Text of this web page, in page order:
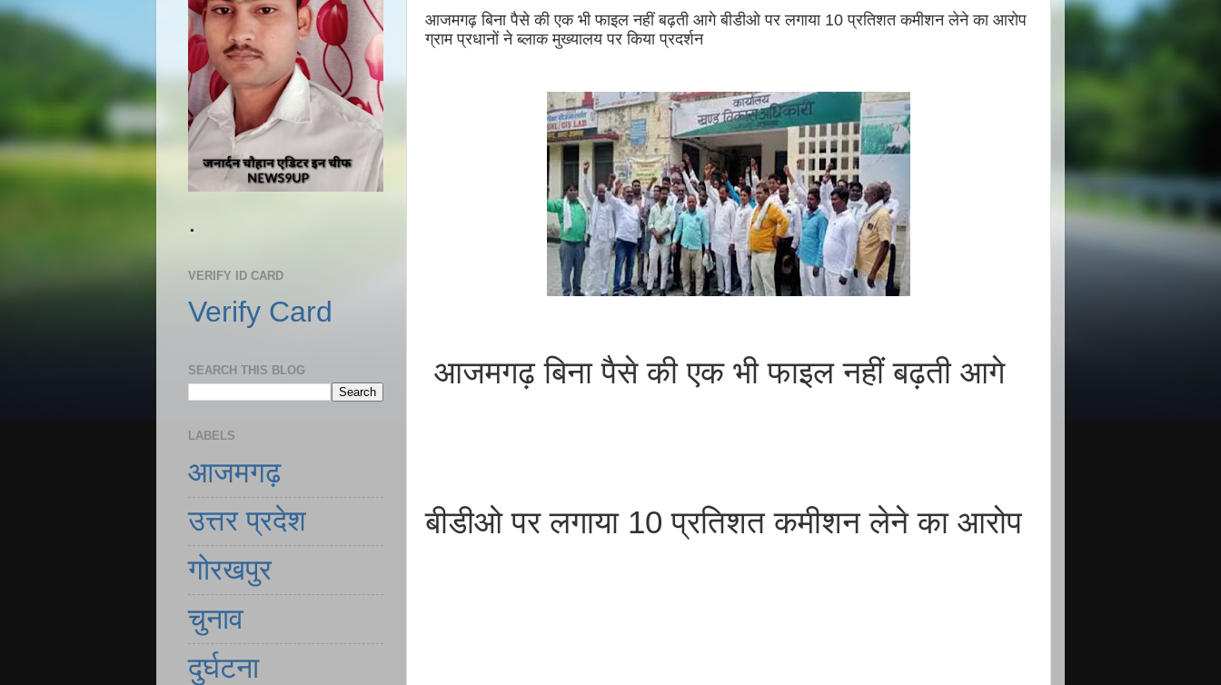
आजमगढ़ बिना पैसे की एक भी फाइल नहीं बढ़ती आगे बीडीओ पर लगाया 10 प्रतिशत कमीशन लेने का आरोप
ग्राम प्रधानों ने ब्लाक मुख्यालय पर किया प्रदर्शन
आजमगढ़ बिना पैसे की एक भी फाइल नहीं बढ़ती आगे
बीडीओ पर लगाया 10 प्रतिशत कमीशन लेने का आरोप
.
VERIFY ID CARD
Verify Card
SEARCH THIS BLOG
LABELS
आजमगढ़
उत्तर प्रदेश
गोरखपुर
चुनाव
दुर्घटना